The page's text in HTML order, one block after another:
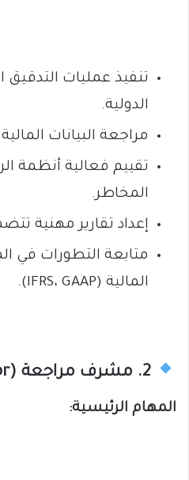
تنفيذ عمليات التدقيق
الدولية.
مراجعة البيانات
تقييم فعالية أنظمة
المخاطر.
إعداد تقارير مهنية
متابعة التطورات في
المالية (IFRS، GAAP).
2. مشرف مراجعة (Audit Supervisor)
المهام الرئيسية: